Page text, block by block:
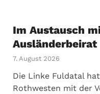
Im Austausch
Ausländerbeirat
7. August 2026
Die Linke Fuldatal
Rothwesten mit der